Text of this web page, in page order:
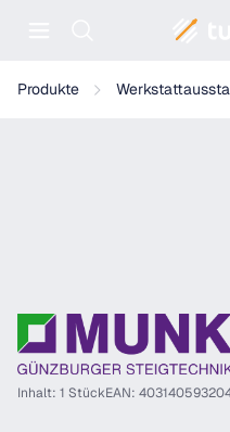
Produkte
Munk Plattformtreppe
Inhalt: 1 StückEAN: